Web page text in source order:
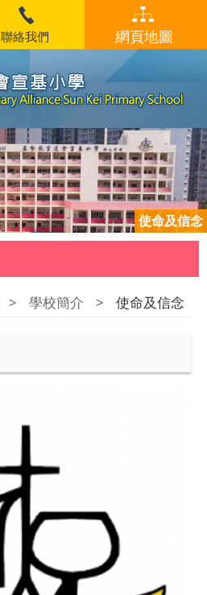
聯絡我們 網頁地圖
使命及信念
> 學校簡介 > 使命及信念